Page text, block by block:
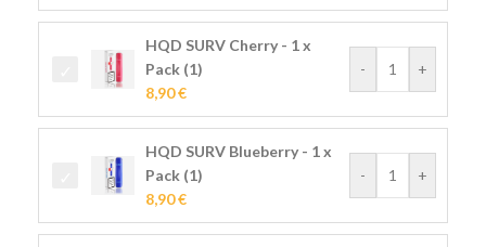
HQD SURV Cherry - 1 x
Pack (1)
8,90€
- +
HQD SURV Blueberry - 1 x
Pack (1)
8,90€
- +